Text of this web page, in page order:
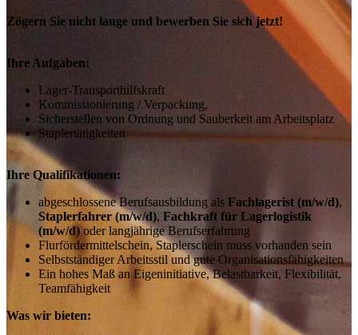
Zögern Sie nicht lange und bewerben Sie sich jetzt!
Ihre Aufgaben:
Lager-Transporthilfskraft
Kommissionierung / Verpackung,
Sicherstellen von Ordnung und Sauberkeit am Arbeitsplatz
Staplertätigkeiten
Ihre Qualifikationen:
abgeschlossene Berufsausbildung als Fachlagerist (m/w/d),
Staplerfahrer (m/w/d), Fachkraft für Lagerlogistik
(m/w/d) oder langjährige Berufserfahrung
Flurfördermittelschein, Staplerschein muss vorhanden sein
Selbstständiger Arbeitsstil und gute Organisationsfähigkeiten
Ein hohes Maß an Eigeninitiative, Belastbarkeit, Flexibilität,
Teamfähigkeit
Was wir bieten: